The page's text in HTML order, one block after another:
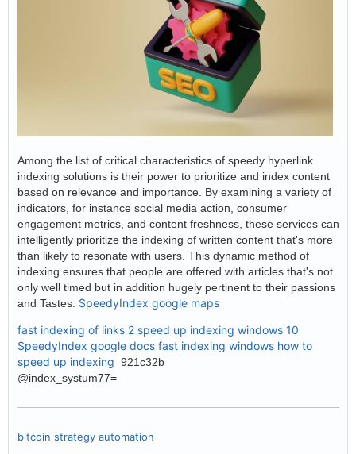
Among the list of critical characteristics of speedy hyperlink
indexing solutions is their power to prioritize and index content
based on relevance and importance. By examining a variety of
indicators, for instance social media action, consumer
engagement metrics, and content freshness, these services can
intelligently prioritize the indexing of written content that's more
than likely to resonate with users. This dynamic method of
indexing ensures that people are offered with articles that's not
only well timed but in addition hugely pertinent to their passions
and Tastes. SpeedyIndex google maps
fast indexing of links 2 speed up indexing windows 10
SpeedyIndex google docs fast indexing windows how to
speed up indexing 921c32b
@index_systum77=
bitcoin strategy automation